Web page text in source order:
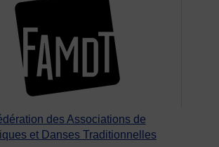
des Associations de
et Danses Traditionnelles